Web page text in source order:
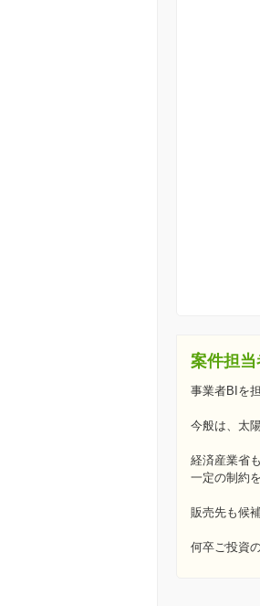
案件担当
事業者BIを
今般は、太
経済産業省
一定の制約
販売先も候
何卒ご投資